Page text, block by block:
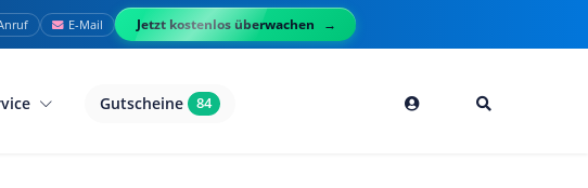
E-Mail Jetzt kostenlos überwachen
Gutscheine 84